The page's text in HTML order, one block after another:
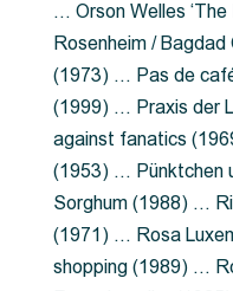
… Orson Welles
Rosenheim /
(1973) … Pas de
(1999) … Praxis der
against fanatics
(1953) … Pünktchen
Sorghum (1988) …
(1971) … Rosa
shopping (1989) …